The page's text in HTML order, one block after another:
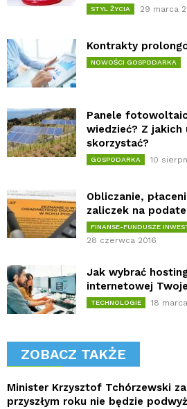
STYL ŻYCIA 29 marca
Kontrakty
NOWOŚCI GOSPODARKA
Panele
wiedzieć? Z jakich
skorzystać?
GOSPODARKA 10
Obliczanie,
zaliczek na
FINANSE-FUNDUSZE
28 czerwca 2016
Jak wybrać
internetowej
TECHNOLOGIE 18
ZOBACZ TAKŻE
Minister Krzysztof Tchórzewski
przyszłym roku nie będzie